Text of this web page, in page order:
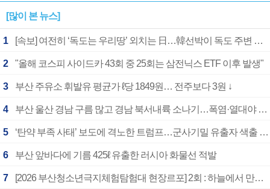
[많이 본 뉴스]
1 [속보] 여전히 ‘독도는 우리땅’ 외치는 日…韓선박이 독도 주변 해양조사 활동하자 반발
2 "올해 코스피 사이드카 43회 중 25회는 삼전닉스 ETF 이후 발생"
3 부산 주유소 휘발유 평균가 ℓ당 1849원… 전주보다 3원 ↓
4 부산 울산 경남 구름 많고 경남 북서내륙 소나기…폭염·열대야 계속
5 ‘탄약 부족 사태’ 보도에 격노한 트럼프…군사기밀 유출자 색출 지시
6 부산 앞바다에 기름 425ℓ 유출한 러시아 화물선 적발
7 [2026 부산청소년극지체험탐험대 현장르포] 2회 : 하늘에서 만난 얼음의 나라